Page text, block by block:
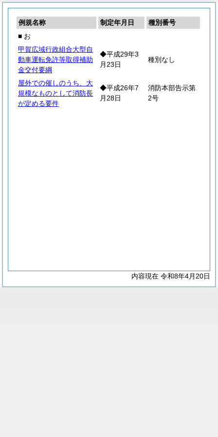
例規名称 制定年月日
種別番号
■ お
甲賀広域行政組合大型自
動車運転免許等取得補助
金交付要綱
◆平成29年3
月23日
種別なし
屋外での催しのうち、大
規模なものとして消防長
が定める要件
◆平成26年7
月28日
消防本部告示第
2号
内容現在 令和8年4月20日